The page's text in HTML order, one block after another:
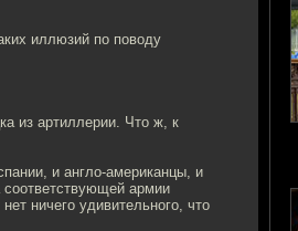
иллюзий по поводу
из артиллерии. Что ж, к
и англо-американцы, и
соответствующей армии
ничего удивительного, что